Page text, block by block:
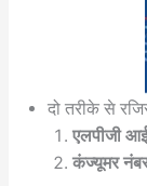
दो तरीके से
एलपीजी
कंज्यूमर